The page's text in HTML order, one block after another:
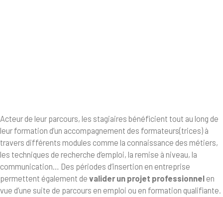
Acteur de leur parcours, les stagiaires bénéficient tout au long de
leur formation d’un accompagnement des formateurs(trices) à
travers différents modules comme la connaissance des métiers,
les techniques de recherche d’emploi, la remise à niveau, la
communication… Des périodes d’insertion en entreprise
permettent également de valider un projet professionnel en
vue d’une suite de parcours en emploi ou en formation qualifiante.